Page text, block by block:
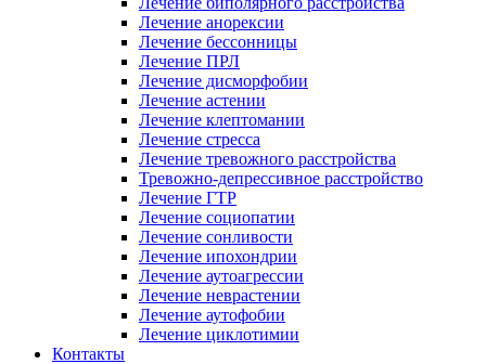
Лечение анорексии
Лечение бессонницы
Лечение ПРЛ
Лечение дисморфобии
Лечение астении
Лечение клептомании
Лечение стресса
Лечение тревожного расстройства
Тревожно-депрессивное расстройство
Лечение ГТР
Лечение социопатии
Лечение сонливости
Лечение ипохондрии
Лечение аутоагрессии
Лечение неврастении
Лечение аутофобии
Лечение циклотимии
Контакты